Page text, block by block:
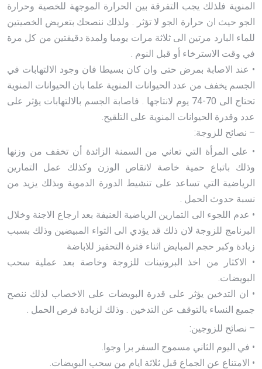
المنوية فلذلك يجب التفرقة بين الحرارة الموجهة للخصية وحرارة
الجو حيث ان حرارة الجو لا تؤثر . ولذلك ننصحك بتعريض الخصيتين
للماء البارد مرتين الى ثلاثة مرات يوميا ولمدة دقيقتين من كل مرة
في وقت الاسترخاء أو قبل النوم .
• عند الاصابة بمرض حتى وان كان بسيطا فان وجود الالتهابات في
الجسم يخفف من عدد الحيوانات المنوية علما بان الحيوانات المنوية
تحتاج الى 70-74 يوم لانتاجها . فاصابة الجسم بالالتهابات يؤثر على
عدد وقدرة الحيوانات المنوية على التلقيح.
– نصائح للزوجة:
• على المرأة التي تعاني من السمنة الزائدة أن تخفف من وزنها
وذلك باتباع حمية خاصة لانقاص الوزن وكذلك عمل التمارين
الرياضية التي تساعد على تنشيط الدورة الدموية وبذلك يزيد من
نسبة حدوث الحمل .
• عدم اللجوء الى التمارين الرياضية العنيفة بعد ارجاع الاجنة وخلال
البرنامج للزوجة لان ذلك قد يؤدي الى التواء المبيضين وذلك بسبب
زيادة وكبر حجم المبايض اثناء فترة التحفيز للاباضة
• الاكثار من اخذ البروتينات للزوجة وخاصة بعد عملية سحب
البويضات.
• ان التدخين يؤثر على قدرة البويضات على الاخصاب لذلك ننصح
جميع النساء بالتوقف عن التدخين . وذلك لزيادة فرص الحمل .
– نصائح للزوجين:
• في اليوم الثاني مسموح السفر برا وجوا.
• الامتناع عن الجماع قبل ثلاثة ايام من سحب البويضات.